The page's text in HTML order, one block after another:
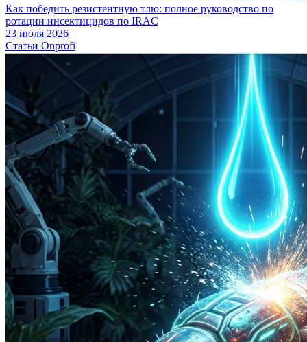
Как победить резистентную тлю: полное руководство по
ротации инсектицидов по IRAC
23 июля 2026
Статьи Onprofi